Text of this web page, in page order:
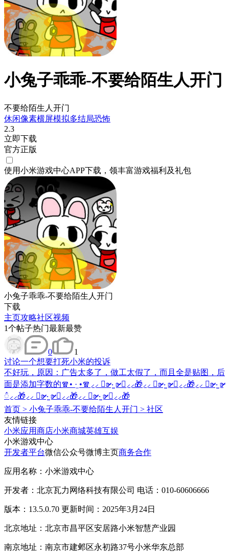
小兔子乖乖-不要给陌生人开门
不要给陌生人开门
休闲像素横屏模拟多结局恐怖
2.3
立即下载
官方正版
使用小米游戏中心APP下载 ，领丰富游戏福利 及礼包
小兔子乖乖-不要给陌生人开门
下载
主页攻略社区视频
1个帖子热门最新最赞
0
1
讨论一个想要打死小米的投诉
不好玩，原因：广告太多了，做工太假了，而且全是贴图，后
面是添加字数的🧣• ·̫ •🧣⸝⸝ ᳐ʚ̴̶̷̷ ‧̫ ʚ̴̶̷̷ ᳐⸝⸝🎁⸝⸝ ᳐ʚ̴̶̷̷ ‧̫ ʚ̴̶̷̷ ᳐⸝⸝🎁⸝⸝ ᳐ʚ̴̶̷̷ ‧̫ ʚ̴̶̷̷
᳐⸝⸝🎁⸝⸝ ᳐ʚ̴̶̷̷ ‧̫ ʚ̴̶̷̷ ᳐⸝⸝🎁⸝⸝ ᳐ʚ̴̶̷̷ ‧̫ ʚ̴̶̷̷ ᳐⸝⸝🎁
首页 > 小兔子乖乖-不要给陌生人开门 > 社区
友情链接
小米应用商店小米商城英雄互娱
小米游戏中心
开发者平台微信公众号微博主页商务合作
应用名称：小米游戏中心
开发者：北京瓦力网络科技有限公司 电话：010-60606666
版本：13.5.0.70 更新时间：2025年3月24日
北京地址：北京市昌平区安居路小米智慧产业园
南京地址：南京市建邺区永初路37号小米华东总部